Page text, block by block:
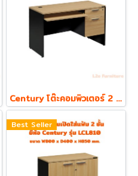
Century โต๊ะคอมพิวเตอร์ 2 ลิ้นชัก พร้อมถาดคีย์บอร์ด รุ่น LC1202
Best Seller